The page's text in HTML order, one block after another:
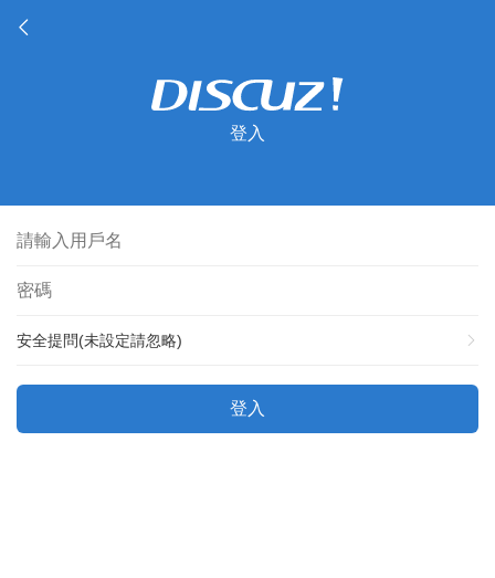
登入
安全提問(未設定請忽略)
登入